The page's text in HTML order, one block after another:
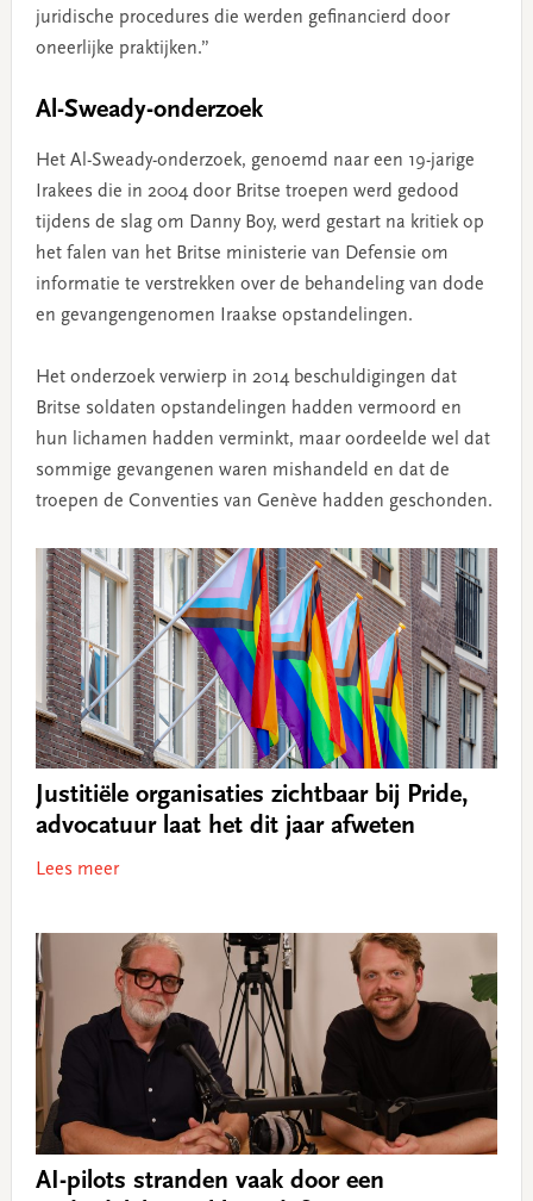
juridische procedures die werden gefinancierd door
oneerlijke praktijken.”
Al-Sweady-onderzoek
Het Al-Sweady-onderzoek, genoemd naar een 19-jarige
Irakees die in 2004 door Britse troepen werd gedood
tijdens de slag om Danny Boy, werd gestart na kritiek op
het falen van het Britse ministerie van Defensie om
informatie te verstrekken over de behandeling van dode
en gevangengenomen Iraakse opstandelingen.
Het onderzoek verwierp in 2014 beschuldigingen dat
Britse soldaten opstandelingen hadden vermoord en
hun lichamen hadden verminkt, maar oordeelde wel dat
sommige gevangenen waren mishandeld en dat de
troepen de Conventies van Genève hadden geschonden.
Justitiële organisaties zichtbaar bij Pride,
advocatuur laat het dit jaar afweten
Lees meer
AI-pilots stranden vaak door een